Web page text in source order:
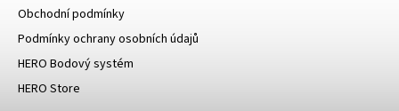
Obchodní podmínky
Podmínky ochrany osobních údajů
HERO Bodový systém
HERO Store